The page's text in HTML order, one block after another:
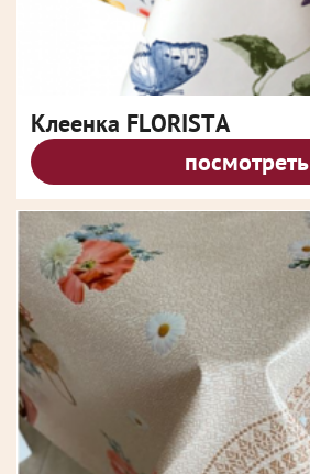
Клеенка FLORISTA
посмотреть